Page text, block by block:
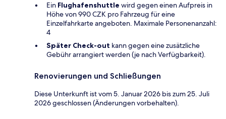
Ein Flughafenshuttle wird gegen einen Aufpreis in
Höhe von 990 CZK pro Fahrzeug für eine
Einzelfahrkarte angeboten. Maximale Personenanzahl:
4
Später Check-out kann gegen eine zusätzliche
Gebühr arrangiert werden (je nach Verfügbarkeit).
Renovierungen und Schließungen
Diese Unterkunft ist vom 5. Januar 2026 bis zum 25. Juli
2026 geschlossen (Änderungen vorbehalten).